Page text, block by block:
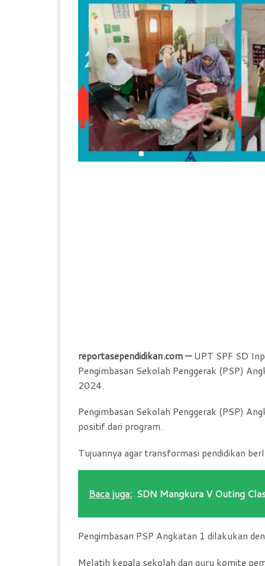
reportasependidikan.com —UPT SPF SD
Pengimbasan Sekolah Penggerak (PSP)
2024.
Pengimbasan Sekolah Penggerak (PSP)
positif dari program.
Tujuannya agar transformasi pendidikan
Baca juga: SDN Mangkura V Outing
Pengimbasan PSP Angkatan 1 dilakukan
Melatih kepala sekolah dan guru komite